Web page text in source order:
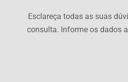
Esclareça todas as suas
consulta. Informe os dados